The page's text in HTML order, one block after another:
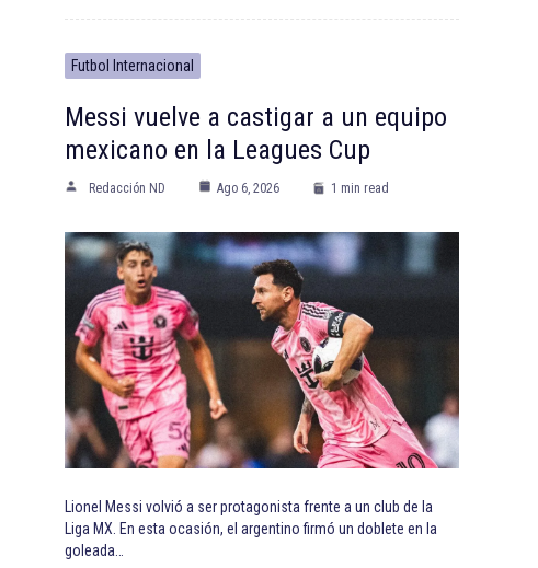
Futbol Internacional
Messi vuelve a castigar a un equipo
mexicano en la Leagues Cup
Redacción ND Ago 6, 2026 1 min read
Lionel Messi volvió a ser protagonista frente a un club de la
Liga MX. En esta ocasión, el argentino firmó un doblete en la
goleada…